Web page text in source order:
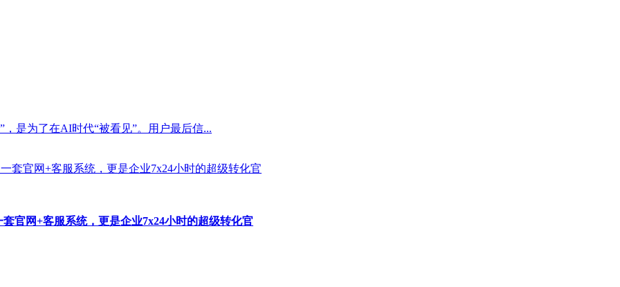
是为了在AI时代“被看见”。用户最后信...
官网+客服系统，更是企业7x24小时的超级转化官